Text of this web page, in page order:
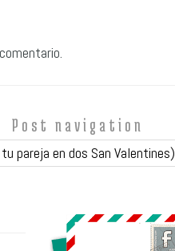
Post navigation
pareja en dos San Valentines)